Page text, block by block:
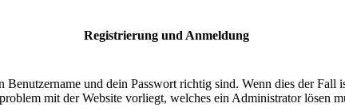
Registrierung und Anmeldung
und dein Passwort richtig sind. Wenn dies der
mit der Website vorliegt, welches ein Administrator lösen